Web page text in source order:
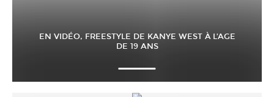
EN VIDÉO, FREESTYLE DE KANYE WEST À L’AGE
DE 19 ANS